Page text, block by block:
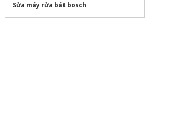
Sửa máy rửa bát bosch